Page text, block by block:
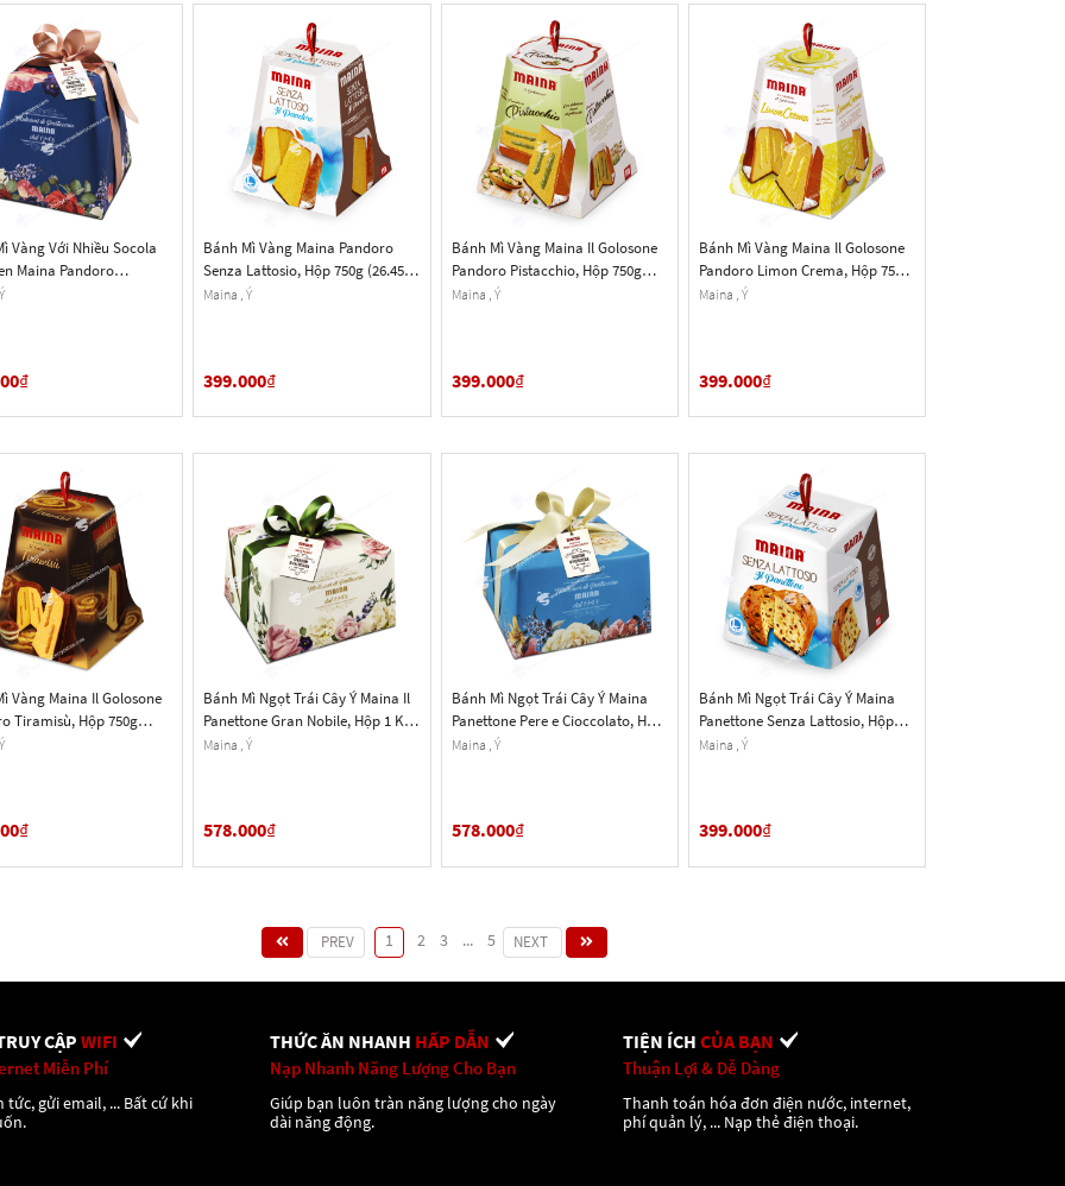
Vàng Với Nhiều Socola
Maina Pandoro
Hộp 1 Kg (35.27 Oz.)
₫
Bánh Mì Vàng Maina Pandoro
Senza Lattosio, Hộp 750g (26.45
Oz.)
Maina , Ý
399.000₫
Bánh Mì Vàng Maina Il Golosone
Pandoro Pistacchio, Hộp 750g
(26.45 Oz.)
Maina , Ý
399.000₫
Bánh Mì Vàng Maina Il Golosone
Pandoro Limon Crema, Hộp 750g
(26.45 Oz.)
Maina , Ý
399.000₫
Vàng Maina Il Golosone
Tiramisù, Hộp 750g
₫
Bánh Mì Ngọt Trái Cây Ý Maina Il
Panettone Gran Nobile, Hộp 1 Kg
(35.27 Oz.)
Maina , Ý
578.000₫
Bánh Mì Ngọt Trái Cây Ý Maina
Panettone Pere e Cioccolato, Hộp
1 Kg (35.27 Oz.)
Maina , Ý
578.000₫
Bánh Mì Ngọt Trái Cây Ý Maina
Panettone Senza Lattosio, Hộp
750g (26.45 Oz.)
Maina , Ý
399.000₫
PREV 1 2 3 ... 5 NEXT
CẬP WIFI
Miễn Phí
tức, gửi email, ... Bất cứ khi
THỨC ĂN NHANH HẤP DẪN
Nạp Nhanh Năng Lượng Cho Bạn
Giúp bạn luôn tràn năng lượng cho ngày
dài năng động.
TIỆN ÍCH CỦA BẠN
Thuận Lợi & Dễ Dàng
Thanh toán hóa đơn điện nước, internet,
phí quản lý, ... Nạp thẻ điện thoại.